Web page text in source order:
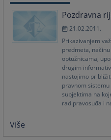
Pozdravna
21.02.2011.
Prikazivanjem
predmeta,
optužnicama,
drugim
nastojimo
pravnom
subjektima na
rad pravosuđa i
Više